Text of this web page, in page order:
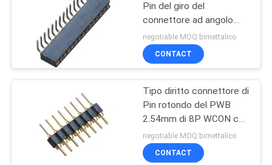
Pin del giro del
connettore ad angolo
retto della IMMERSIONE
1*15P WCON di 1.27mm
negotiable MOQ:bimettalico
CONTACT
Tipo diritto connettore di
Pin rotondo del PWB
2.54mm di 8P WCON con
colore nero di plastica
ROHS di PPS
negotiable MOQ:bimettalico
CONTACT